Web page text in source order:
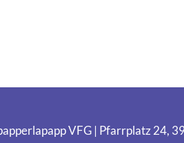
VFG | Pfarrplatz 24,